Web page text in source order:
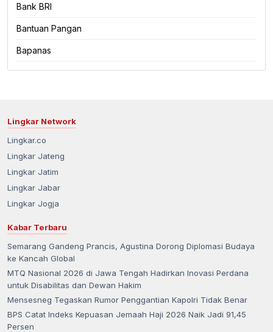
Bank BRI
Bantuan Pangan
Bapanas
Lingkar Network
Lingkar.co
Lingkar Jateng
Lingkar Jatim
Lingkar Jabar
Lingkar Jogja
Kabar Terbaru
Semarang Gandeng Prancis, Agustina Dorong Diplomasi Budaya
ke Kancah Global
MTQ Nasional 2026 di Jawa Tengah Hadirkan Inovasi Perdana
untuk Disabilitas dan Dewan Hakim
Mensesneg Tegaskan Rumor Penggantian Kapolri Tidak Benar
BPS Catat Indeks Kepuasan Jemaah Haji 2026 Naik Jadi 91,45
Persen